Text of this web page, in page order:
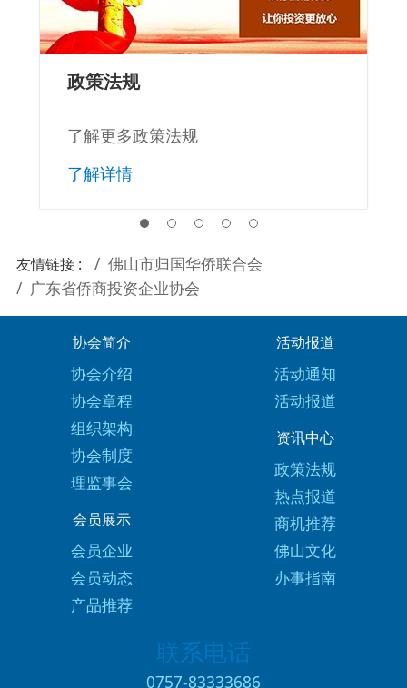
政策法规
了解更多政策法规
了解详情
友情链接 :
佛山市归国华侨联合会
广东省侨商投资企业协会
协会简介
协会介绍
协会章程
组织架构
协会制度
理监事会
活动报道
活动通知
活动报道
资讯中心
政策法规
热点报道
商机推荐
佛山文化
办事指南
会员展示
会员企业
会员动态
产品推荐
联系电话
0757-83333686